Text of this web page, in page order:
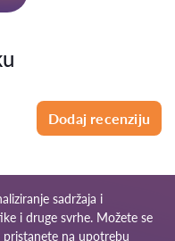
Dodaj recenziju
sadržaja i
i druge svrhe. Možete se
pristanete na upotrebu